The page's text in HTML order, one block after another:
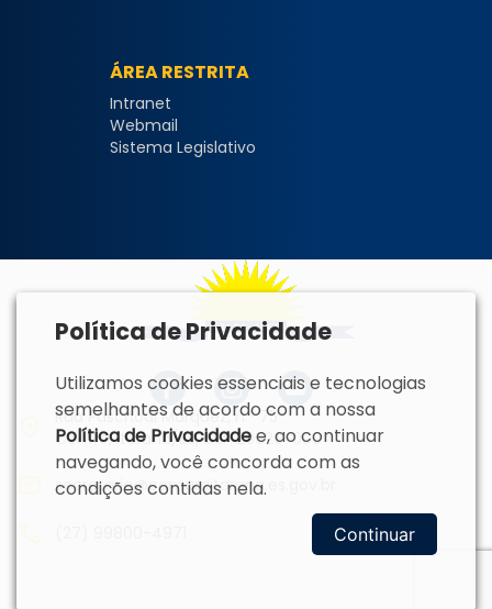
ÁREA RESTRITA
Intranet
Webmail
Sistema Legislativo
Rua Paschoal Marquez, n.º 75
Centro, Itarana/ES, CEP 29620-000
secretaria@camaraitarana.es.gov.br
Política de Privacidade
Utilizamos cookies essenciais e tecnologias
semelhantes de acordo com a nossa
Política de Privacidadee, ao continuar
navegando, você concorda com as
condições contidas nela.
Continuar